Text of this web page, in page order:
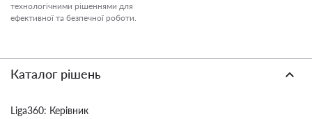
технологічними рішеннями для
ефективної та безпечної роботи.
Каталог рішень
Liga360: Керівник